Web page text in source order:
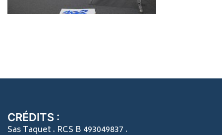
CRÉDITS :
Sas Taquet . RCS B 493049837 .